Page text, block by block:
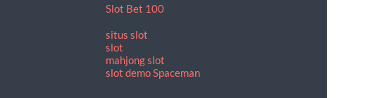
Slot Bet 100
situs slot
slot
mahjong slot
slot demo Spaceman